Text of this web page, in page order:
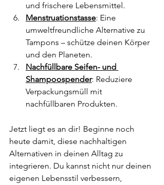
und frischere Lebensmittel.
Menstruationstasse: Eine
umweltfreundliche Alternative zu
Tampons – schütze deinen Körper
und den Planeten.
Nachfüllbare Seifen- und
Shampoospender: Reduziere
Verpackungsmüll mit
nachfüllbaren Produkten.
Jetzt liegt es an dir! Beginne noch
heute damit, diese nachhaltigen
Alternativen in deinen Alltag zu
integrieren. Du kannst nicht nur deinen
eigenen Lebensstil verbessern,